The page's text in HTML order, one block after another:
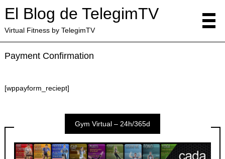
El Blog de TelegimTV
Virtual Fitness by TelegimTV
Payment Confirmation
[wppayform_reciept]
Gym Virtual – 24h/365d